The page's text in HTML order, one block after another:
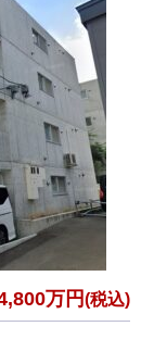
万円(税込)